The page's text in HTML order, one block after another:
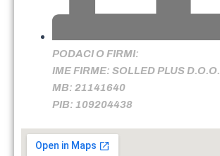
PODACI O FIRMI:
IME FIRME: SOLLED PLUS D.O.O.
MB: 21141640
PIB: 109204438